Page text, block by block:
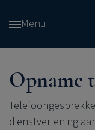
en
inhoud
gaan
Menu
Opname
dienstverlening